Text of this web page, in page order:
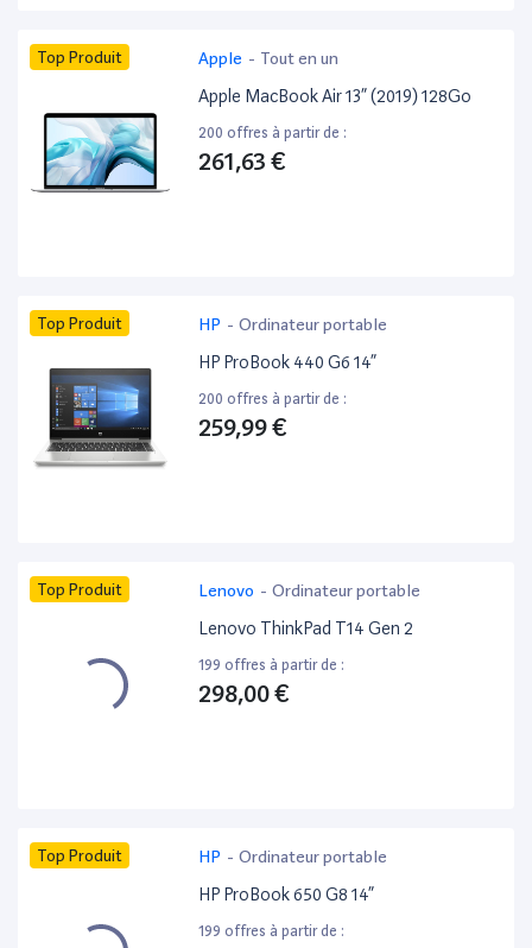
Top Produit Apple - Tout en un
Apple MacBook Air 13” (2019) 128Go
200 offres à partir de :
261,63 €
Top Produit HP - Ordinateur portable
HP ProBook 440 G6 14”
200 offres à partir de :
259,99 €
Top Produit Lenovo - Ordinateur portable
Lenovo ThinkPad T14 Gen 2
199 offres à partir de :
298,00 €
Top Produit HP - Ordinateur portable
HP ProBook 650 G8 14”
199 offres à partir de :